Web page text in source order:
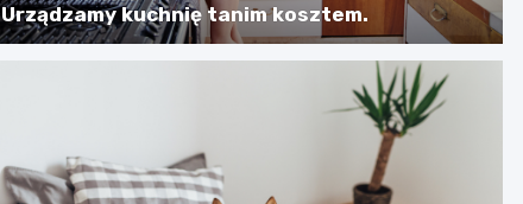
Urządzamy kuchnię tanim kosztem.